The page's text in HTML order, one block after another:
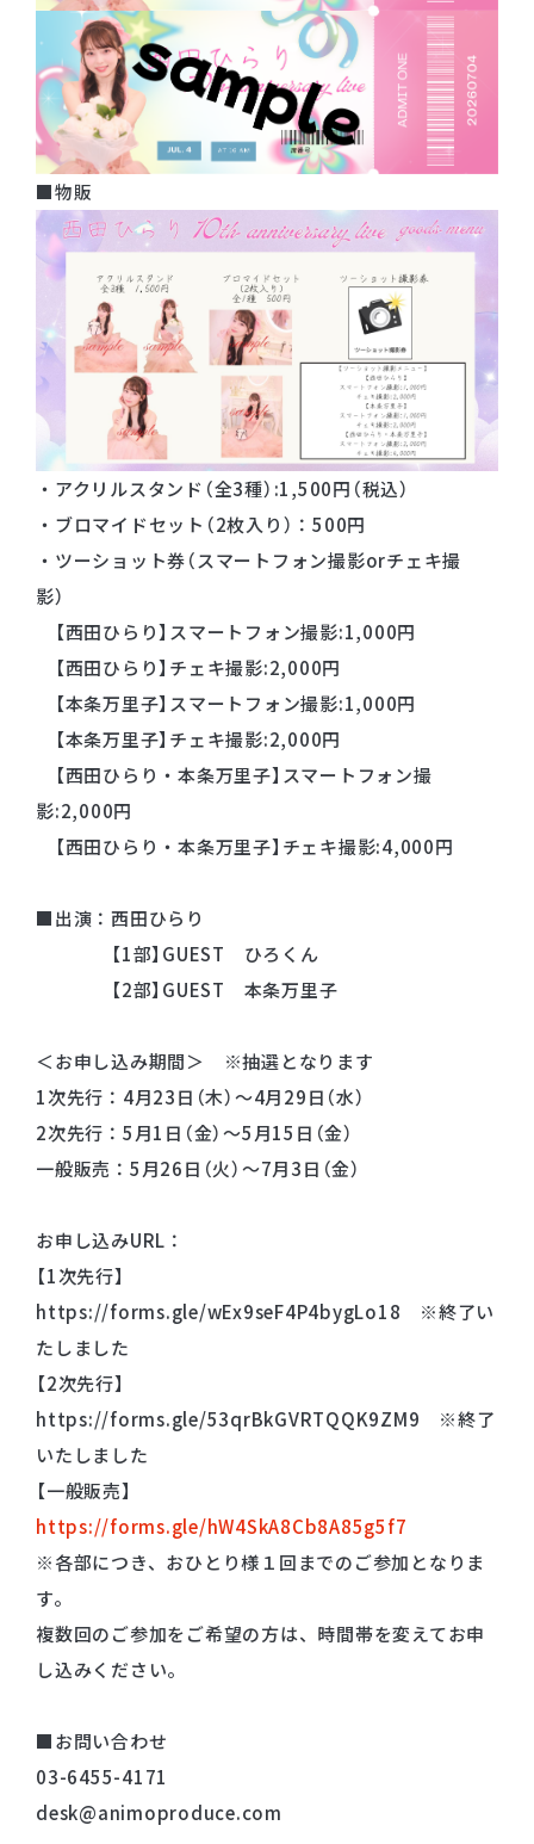
■物販
・アクリルスタンド（全3種）:1,500円（税込）
・ブロマイドセット（2枚入り）：500円
・ツーショット券（スマートフォン撮影orチェキ撮
影）
【西田ひらり】スマートフォン撮影:1,000円
【西田ひらり】チェキ撮影:2,000円
【本条万里子】スマートフォン撮影:1,000円
【本条万里子】チェキ撮影:2,000円
【西田ひらり・本条万里子】スマートフォン撮
影:2,000円
【西田ひらり・本条万里子】チェキ撮影:4,000円
■出演：西田ひらり
【1部】GUEST ひろくん
【2部】GUEST 本条万里子
＜お申し込み期間＞ ※抽選となります
1次先行：4月23日（木）〜4月29日（水）
2次先行：5月1日（金）〜5月15日（金）
一般販売：5月26日（火）〜7月3日（金）
お申し込みURL：
【1次先行】
https://forms.gle/wEx9seF4P4bygLo18 ※終了い
たしました
【2次先行】
https://forms.gle/53qrBkGVRTQQK9ZM9 ※終了
いたしました
【一般販売】
https://forms.gle/hW4SkA8Cb8A85g5f7
※各部につき、おひとり様１回までのご参加となりま
す。
複数回のご参加をご希望の方は、時間帯を変えてお申
し込みください。
■お問い合わせ
03-6455-4171
desk@animoproduce.com